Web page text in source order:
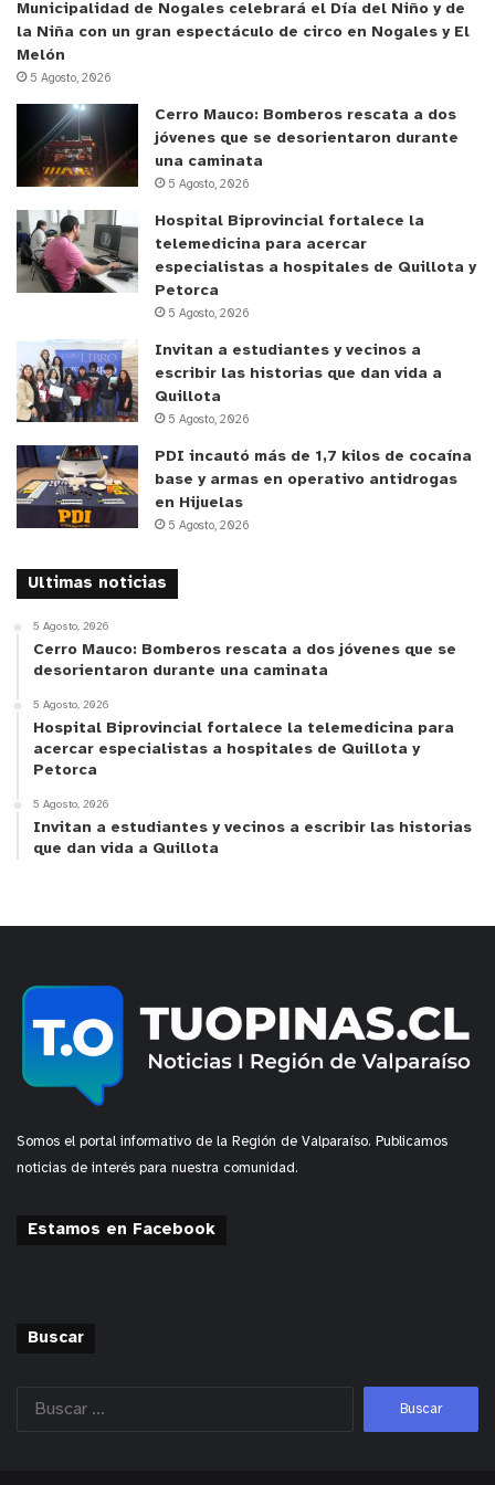
en la primera etapa.
Por ahora, sólo resta esperar el pitazo inicial del
partido válido por la décima fecha de la primera
rueda de la Serie de Honor para ver cómo Unión La
Calera saldrá a buscar los puntos en el Campanil y
conseguir una victoria que ha sido bastante
esquiva a lo largo de los años.
y tú, ¿qué opinas?
Municipalidad de Nogales celebrará el Día del Niño y de
la Niña con un gran espectáculo de circo en Nogales y El
Melón
5 Agosto, 2026
Cerro Mauco: Bomberos rescata a dos
jóvenes que se desorientaron durante
una caminata
5 Agosto, 2026
Hospital Biprovincial fortalece la
telemedicina para acercar
especialistas a hospitales de Quillota y
Petorca
5 Agosto, 2026
Invitan a estudiantes y vecinos a
escribir las historias que dan vida a
Quillota
5 Agosto, 2026
PDI incautó más de 1,7 kilos de cocaína
base y armas en operativo antidrogas
en Hijuelas
5 Agosto, 2026
Ultimas noticias
5 Agosto, 2026
Cerro Mauco: Bomberos rescata a dos jóvenes que se
desorientaron durante una caminata
5 Agosto, 2026
Hospital Biprovincial fortalece la telemedicina para
acercar especialistas a hospitales de Quillota y
Petorca
5 Agosto, 2026
Invitan a estudiantes y vecinos a escribir las historias
que dan vida a Quillota
Somos el portal informativo de la Región de Valparaíso. Publicamos
noticias de interés para nuestra comunidad.
Estamos en Facebook
Buscar